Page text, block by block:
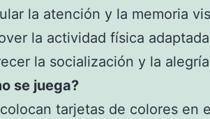
la atención y la memoria
la actividad física
la socialización y la
se juega?
tarjetas de colores en